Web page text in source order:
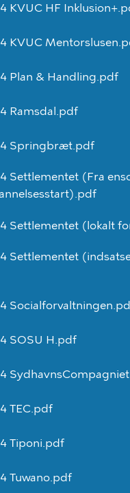
KVUC HF
KVUC
Plan & Handling.pdf
Ramsdal.pdf
Springbræt.pdf
Settlementet (Fra
Settlementet (lokalt
Settlementet
SOSU H.pdf
TEC.pdf
Tiponi.pdf
Tuwano.pdf